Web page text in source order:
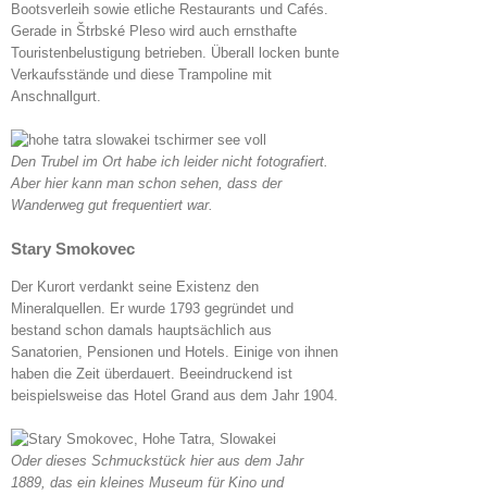
Bootsverleih sowie etliche Restaurants und Cafés.
Gerade in Štrbské Pleso wird auch ernsthafte
Touristenbelustigung betrieben. Überall locken bunte
Verkaufsstände und diese Trampoline mit
Anschnallgurt.
Den Trubel im Ort habe ich leider nicht fotografiert.
Aber hier kann man schon sehen, dass der
Wanderweg gut frequentiert war.
Stary Smokovec
Der Kurort verdankt seine Existenz den
Mineralquellen. Er wurde 1793 gegründet und
bestand schon damals hauptsächlich aus
Sanatorien, Pensionen und Hotels. Einige von ihnen
haben die Zeit überdauert. Beeindruckend ist
beispielsweise das Hotel Grand aus dem Jahr 1904.
Oder dieses Schmuckstück hier aus dem Jahr
1889, das ein kleines Museum für Kino und